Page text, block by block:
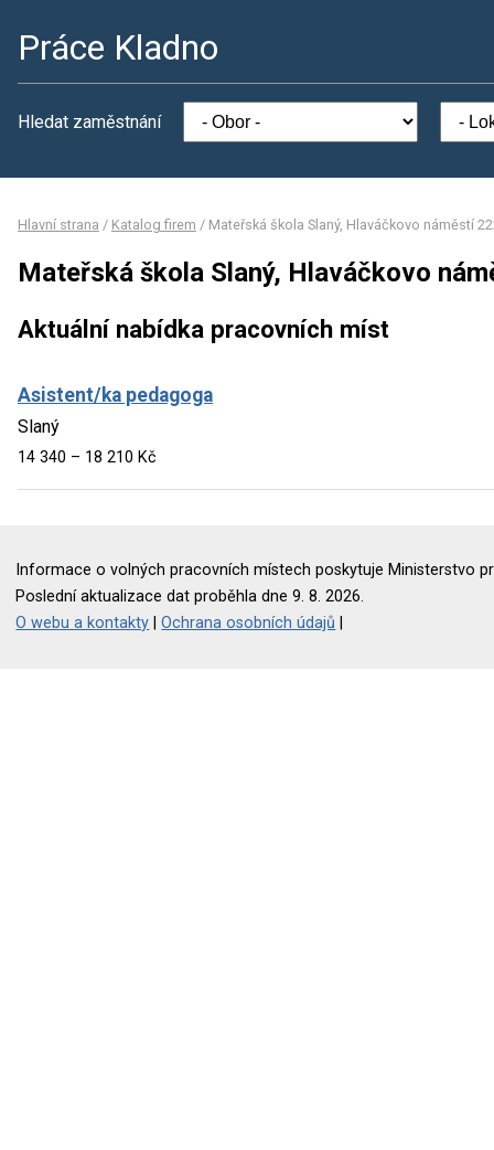
Práce Kladno
Hledat zaměstnání
Hlavní strana / Katalog firem / Mateřská škola Slaný, Hlaváčkovo náměstí
Mateřská škola Slaný, Hlaváčkovo
Aktuální nabídka pracovních míst
Asistent/ka pedagoga
Slaný
14 340 – 18 210 Kč
Informace o volných pracovních místech poskytuje Ministerstvo
Poslední aktualizace dat proběhla dne 9. 8. 2026.
O webu a kontakty |Ochrana osobních údajů